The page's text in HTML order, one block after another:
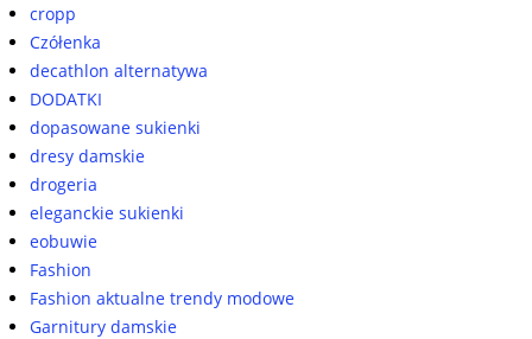
cropp
Czółenka
decathlon alternatywa
DODATKI
dopasowane sukienki
dresy damskie
drogeria
eleganckie sukienki
eobuwie
Fashion
Fashion aktualne trendy modowe
Garnitury damskie